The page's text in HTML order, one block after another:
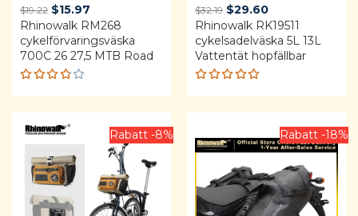
$19.22 Original
price
was:
$19.22.
$15.97
price
is:
$15.97.
Rhinowalk RM268
cykelförvaringsväska
700C 26 27,5 MTB Road
Rated
3.75
out of
5
$32.19 Original
price
was:
$32.19.
$29.60Current
price
is:
$29.60.
Rhinowalk RK19511
cykelsadelväska 5L 13L
Vattentät hopfällbar
Rated
4.92out
Rabatt -8% Rabatt -18%